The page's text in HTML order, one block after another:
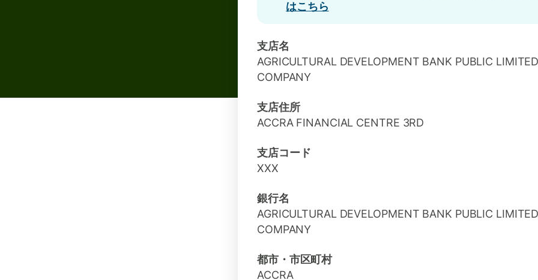
はこちら
支店名
AGRICULTURAL DEVELOPMENT BANK PUBLIC
COMPANY
支店住所
ACCRA FINANCIAL CENTRE 3RD
支店コード
XXX
銀行名
AGRICULTURAL DEVELOPMENT BANK PUBLIC
COMPANY
都市・市区町村
ACCRA